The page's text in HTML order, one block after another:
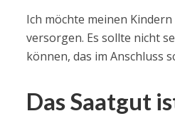
Ich möchte meinen
versorgen. Es sollte nicht
können, das im Anschluss
Das Saatgut